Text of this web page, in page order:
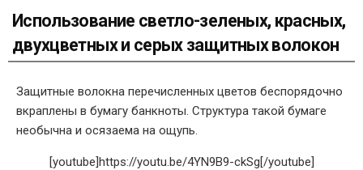
Использование светло-зеленых, красных,
двухцветных и серых защитных волокон
Защитные волокна перечисленных цветов беспорядочно
вкраплены в бумагу банкноты. Структура такой бумаге
необычна и осязаема на ощупь.
[youtube]https://youtu.be/4YN9B9-ckSg[/youtube]